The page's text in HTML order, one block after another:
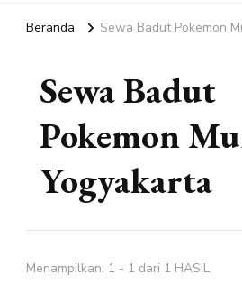
Beranda Sewa Badut Pokemon
Sewa Badut
Pokemon
Yogyakarta
Menampilkan: 1 - 1 dari 1 HASIL